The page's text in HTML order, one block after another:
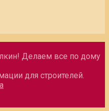
Делаем все по дому
для строителей.